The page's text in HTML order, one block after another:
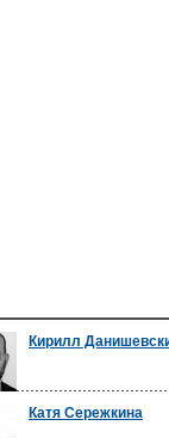
Кирилл
Катя Сережкина